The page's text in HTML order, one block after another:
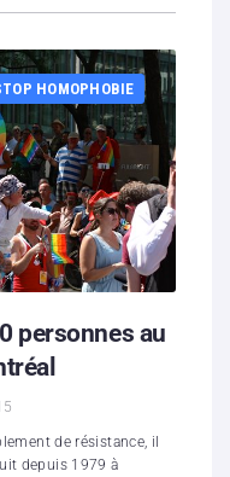
HOMOPHOBIE
personnes au
de résistance, il
depuis 1979 à